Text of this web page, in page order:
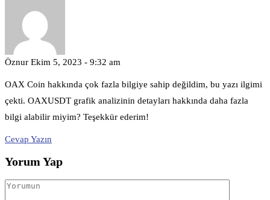
Öznur Ekim 5, 2023 - 9:32 am
OAX Coin hakkında çok fazla bilgiye sahip değildim, bu yazı ilgimi
çekti. OAXUSDT grafik analizinin detayları hakkında daha fazla
bilgi alabilir miyim? Teşekkür ederim!
Cevap Yazın
Yorum Yap